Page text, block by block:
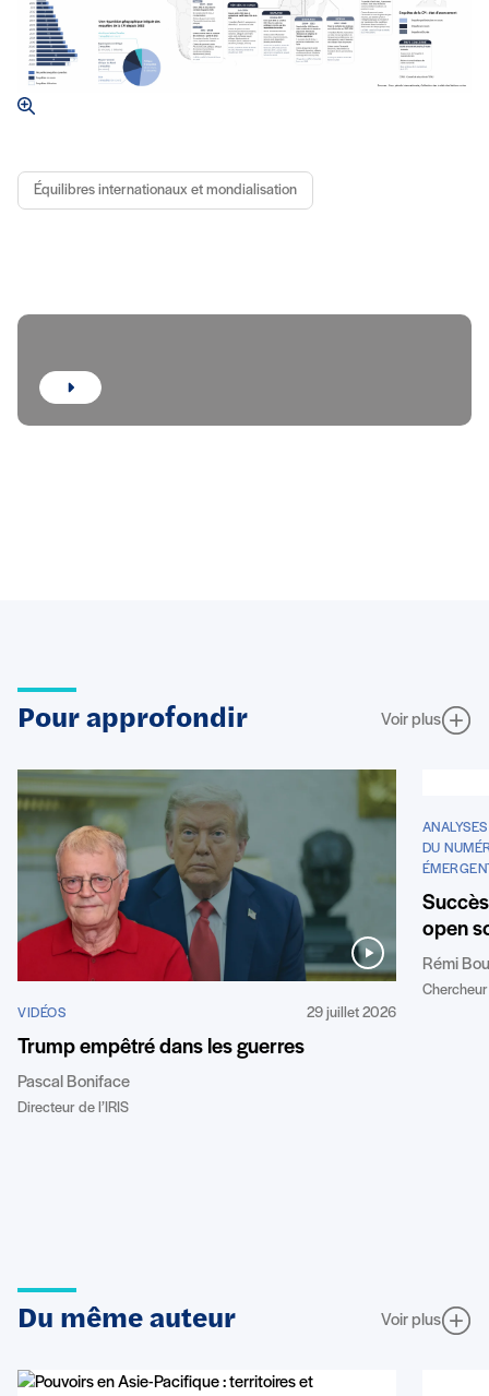
Équilibres internationaux et mondialisation
Focus
Pour approfondir Voir plus
VIDÉOS 29 juillet 2026
Trump empêtré dans les guerres
Pascal Boniface
Directeur de l’IRIS
DU
open
Rémi
Chercheur
Du même auteur Voir plus